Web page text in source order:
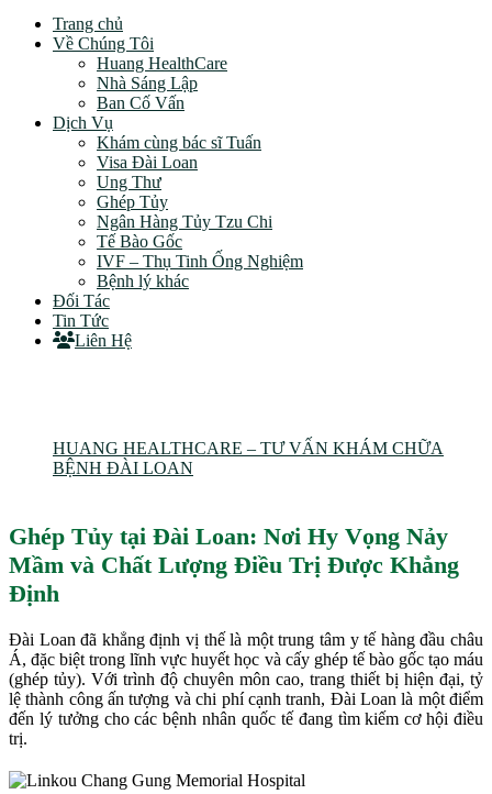
Trang chủ
Về Chúng Tôi
Huang HealthCare
Nhà Sáng Lập
Ban Cố Vấn
Dịch Vụ
Khám cùng bác sĩ Tuấn
Visa Đài Loan
Ung Thư
Ghép Tủy
Ngân Hàng Tủy Tzu Chi
Tế Bào Gốc
IVF – Thụ Tinh Ống Nghiệm
Bệnh lý khác
Đối Tác
Tin Tức
Liên Hệ
HUANG HEALTHCARE – TƯ VẤN KHÁM CHỮA
BỆNH ĐÀI LOAN
Ghép Tủy tại Đài Loan: Nơi Hy Vọng Nảy
Mầm và Chất Lượng Điều Trị Được Khẳng
Định
Đài Loan đã khẳng định vị thế là một trung tâm y tế hàng đầu châu
Á, đặc biệt trong lĩnh vực huyết học và cấy ghép tế bào gốc tạo máu
(ghép tủy). Với trình độ chuyên môn cao, trang thiết bị hiện đại, tỷ
lệ thành công ấn tượng và chi phí cạnh tranh, Đài Loan là một điểm
đến lý tưởng cho các bệnh nhân quốc tế đang tìm kiếm cơ hội điều
trị.